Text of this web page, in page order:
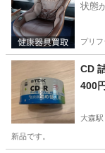
状態
プリフ
CD
400円
大森駅
新品です。